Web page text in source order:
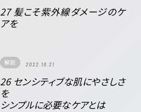
27 髪こそ紫外線ダメージのケ
アを
解説 2022.10.21
26 センシティブな肌にやさしさ
を
シンプルに必要なケアとは